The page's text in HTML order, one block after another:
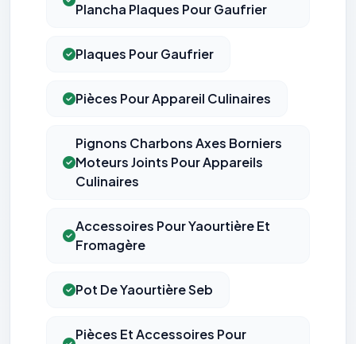
Plancha Plaques Pour Gaufrier
Plaques Pour Gaufrier
Pièces Pour Appareil Culinaires
Pignons Charbons Axes Borniers
Moteurs Joints Pour Appareils
Culinaires
Accessoires Pour Yaourtière Et
Fromagère
Pot De Yaourtière Seb
Pièces Et Accessoires Pour